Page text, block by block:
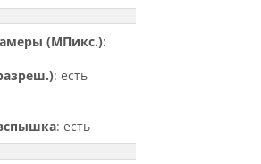
(МПикс.):
: есть
: есть